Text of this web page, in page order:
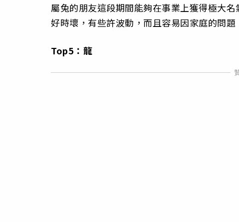
屬兔的朋友這段期間能夠在事業上獲得極大
好時壞，有些許波動，而且容易因家庭的問
Top5：龍